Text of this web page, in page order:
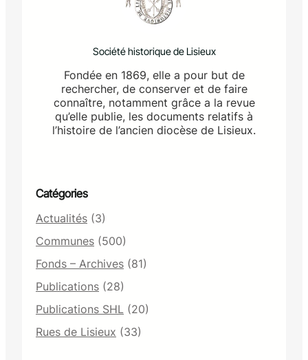
Société historique de Lisieux
Fondée en 1869, elle a pour but de
rechercher, de conserver et de faire
connaître, notamment grâce a la revue
qu’elle publie, les documents relatifs à
l’histoire de l’ancien diocèse de Lisieux.
Catégories
Actualités (3)
Communes (500)
Fonds – Archives (81)
Publications (28)
Publications SHL (20)
Rues de Lisieux (33)